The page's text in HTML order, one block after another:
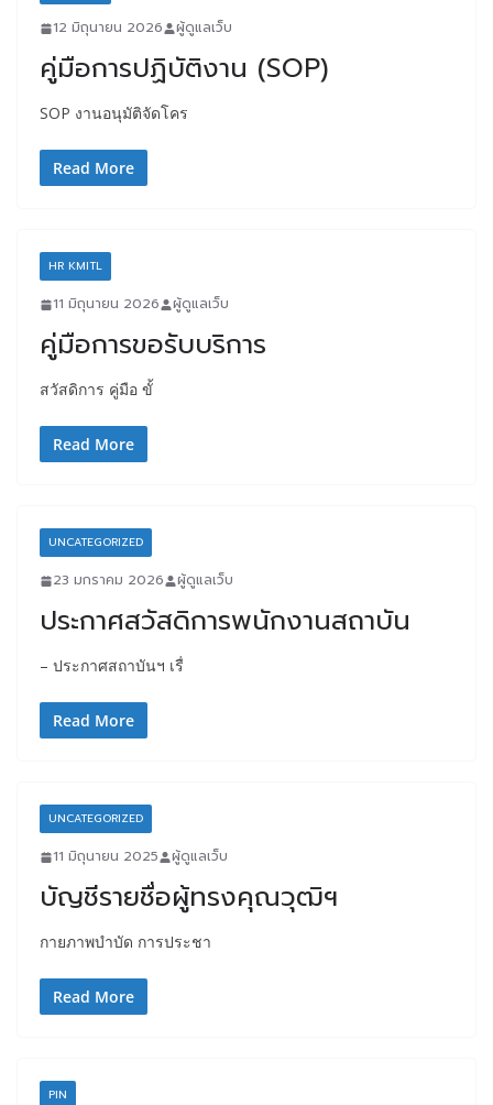
12 มิถุนายน 2026 ผู้ดูแลเว็บ
คู่มือการปฏิบัติงาน (SOP)
SOP งานอนุมัติจัดโคร
Read More
HR KMITL
11 มิถุนายน 2026 ผู้ดูแลเว็บ
คู่มือการขอรับบริการ
สวัสดิการ คู่มือ ขั้
Read More
UNCATEGORIZED
23 มกราคม 2026 ผู้ดูแลเว็บ
ประกาศสวัสดิการพนักงานสถาบัน
– ประกาศสถาบันฯ เรื่
Read More
UNCATEGORIZED
11 มิถุนายน 2025 ผู้ดูแลเว็บ
บัญชีรายชื่อผู้ทรงคุณวุฒิฯ
กายภาพบำบัด การประชา
Read More
PIN